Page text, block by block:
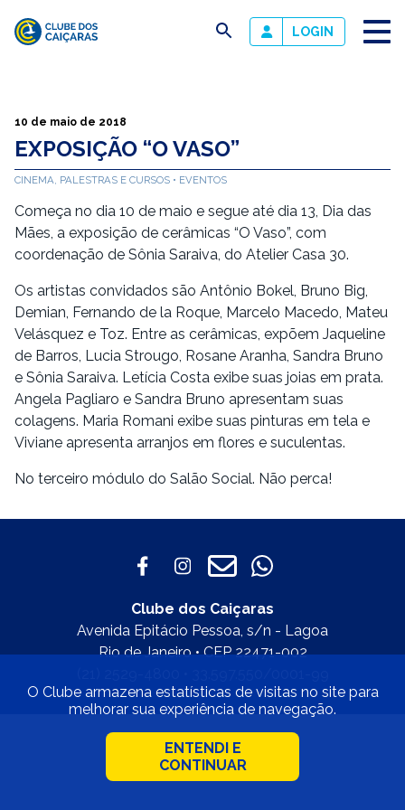
Caiçaras
busca LOGIN
10 de maio de 2018
EXPOSIÇÃO “O VASO”
CINEMA, PALESTRAS E CURSOS EVENTOS
Começa no dia 10 de maio e segue até dia 13, Dia das
Mães, a exposição de cerâmicas “O Vaso”, com
coordenação de Sônia Saraiva, do Atelier Casa 30.
Os artistas convidados são Antônio Bokel, Bruno Big,
Demian, Fernando de la Roque, Marcelo Macedo, Mateu
Velásquez e Toz. Entre as cerâmicas, expõem Jaqueline
de Barros, Lucia Strougo, Rosane Aranha, Sandra Bruno
e Sônia Saraiva. Letícia Costa exibe suas joias em prata.
Angela Pagliaro e Sandra Bruno apresentam suas
colagens. Maria Romani exibe suas pinturas em tela e
Viviane apresenta arranjos em flores e suculentas.
No terceiro módulo do Salão Social. Não perca!
Clube dos Caiçaras
Avenida Epitácio Pessoa, s/n - Lagoa
Rio de Janeiro • CEP 22471-002
O Clube armazena estatísticas de visitas no site para
melhorar sua experiência de navegação.
ENTENDI E
CONTINUAR